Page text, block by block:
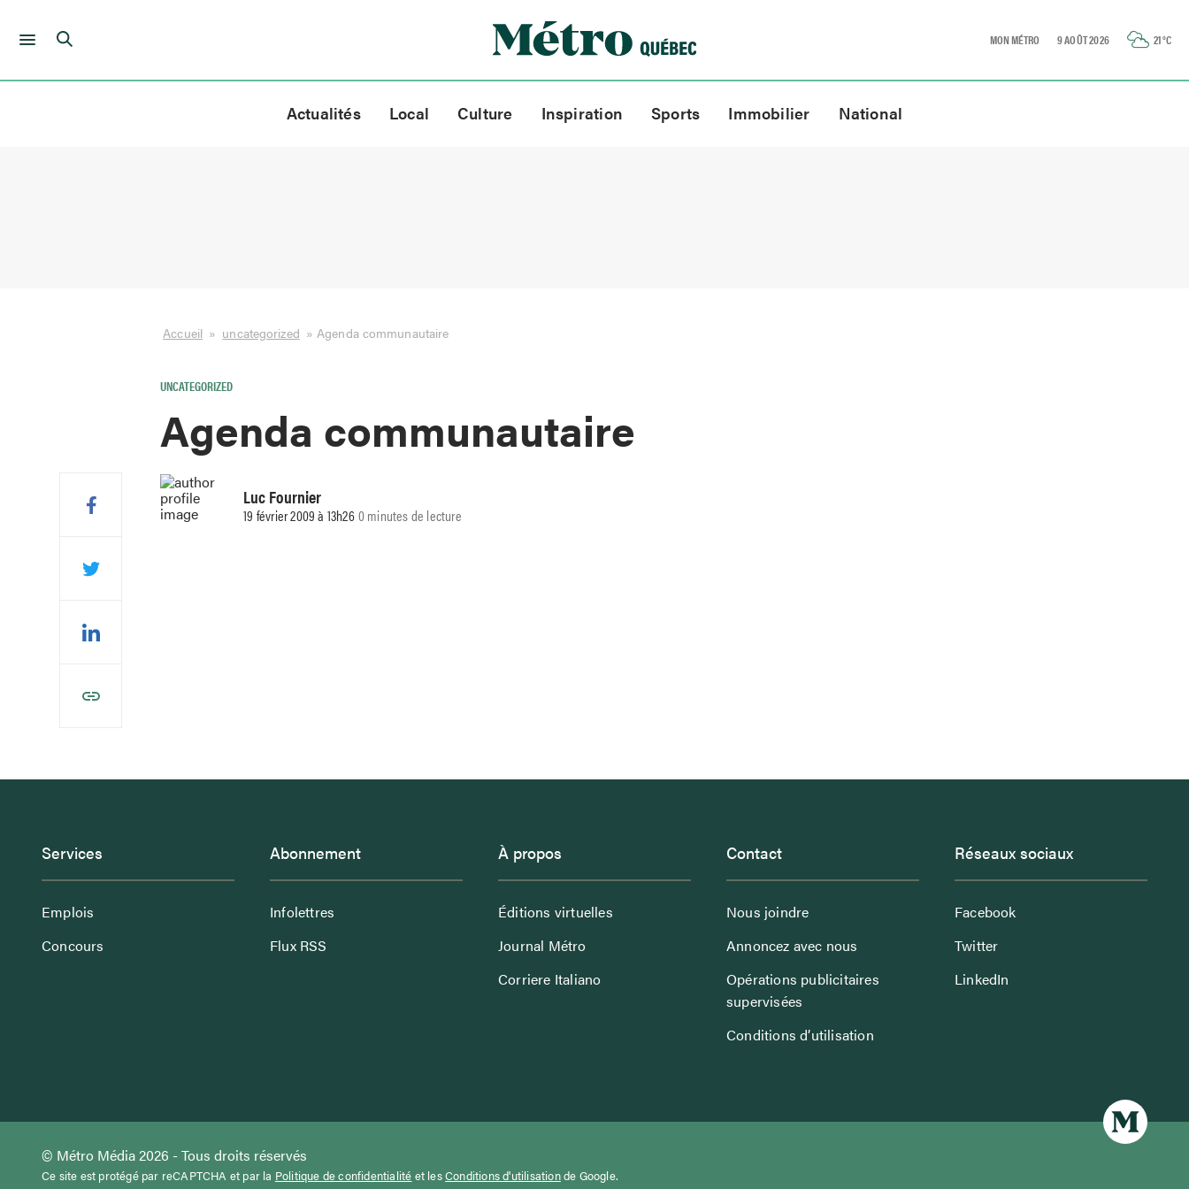
Skip
MON MÉTRO 9 AOÛT 2026 21°C
Actualités Local Culture Inspiration Sports Immobilier National
Accueil » uncategorized »Agenda communautaire
UNCATEGORIZED
Agenda communautaire
Luc Fournier
19 février 2009 à 13h260 minutes de lecture
Services
Emplois
Concours
Abonnement
Infolettres
Flux RSS
À propos
Éditions virtuelles
Journal Métro
Corriere Italiano
Contact
Nous joindre
Annoncez avec nous
Opérations publicitaires
supervisées
Conditions d’utilisation
Réseaux sociaux
Facebook
Twitter
LinkedIn
© Métro Média 2026 - Tous droits réservés
Ce site est protégé par reCAPTCHA et par la Politique de confidentialité et lesConditions d'utilisationde Google.